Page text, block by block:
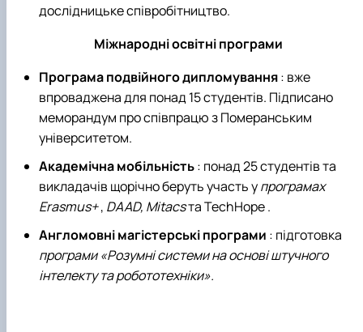
дослідницьке співробітництво.
Міжнародні освітні програми
Програма подвійного дипломування: вже
впроваджена для понад 15 студентів. Підписано
меморандум про співпрацю з Померанським
університетом.
Академічна мобільність: понад 25 студентів та
викладачів щорічно беруть участь упрограмах
Erasmus+, DAAD, Mitacsта TechHope .
Англомовні магістерські програми : підготовка
програми «Розумні системи на основі штучного
інтелекту та робототехніки».